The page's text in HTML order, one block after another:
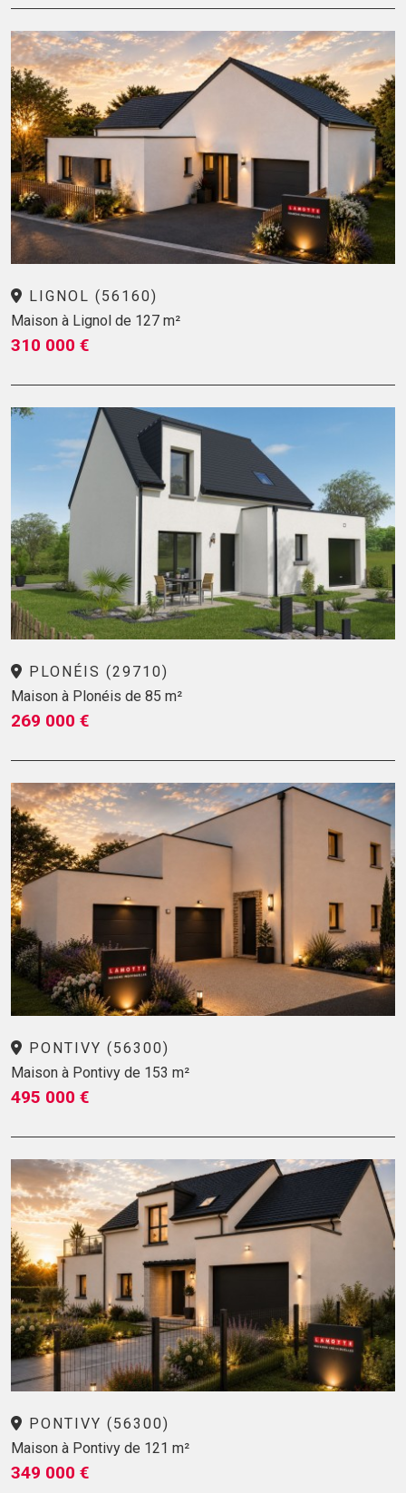
LIGNOL (56160)
Maison à Lignol de 127 m²
310 000 €
PLONÉIS (29710)
Maison à Plonéis de 85 m²
269 000 €
PONTIVY (56300)
Maison à Pontivy de 153 m²
495 000 €
PONTIVY (56300)
Maison à Pontivy de 121 m²
349 000 €